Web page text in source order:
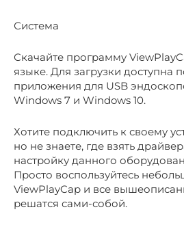
Система
Скачайте программу
языке. Для загрузки доступна
приложения для USB
Windows 7 и Windows 10.
Хотите подключить к своему
но не знаете, где взять
настройку данного
Просто воспользуйтесь
ViewPlayCap и все
решатся сами-собой.